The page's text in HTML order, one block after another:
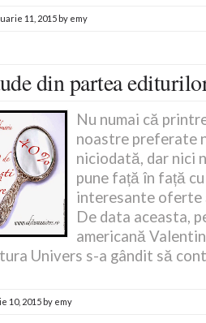
11, 2015 by emy
din partea
Nu numai că
noastre preferate
niciodată, dar nici
pune față în față
interesante oferte
De data aceasta,
americană
Univers s-a gândit să
10, 2015 by emy